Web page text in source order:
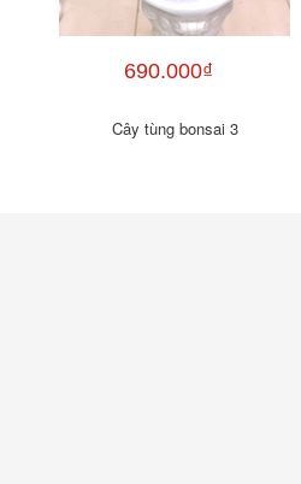
690.000₫
Cây tùng bonsai 3